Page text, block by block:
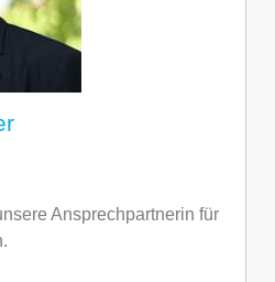
Ansprechpartnerin für